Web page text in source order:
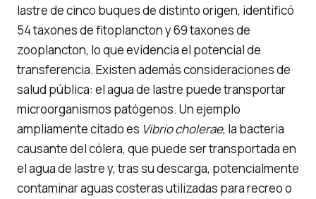
lastre de cinco buques de distinto origen, identificó
54 taxones de fitoplancton y 69 taxones de
zooplancton, lo que evidencia el potencial de
transferencia. Existen además consideraciones de
salud pública: el agua de lastre puede transportar
microorganismos patógenos. Un ejemplo
ampliamente citado es Vibrio cholerae, la bacteria
causante del cólera, que puede ser transportada en
el agua de lastre y, tras su descarga, potencialmente
contaminar aguas costeras utilizadas para recreo o